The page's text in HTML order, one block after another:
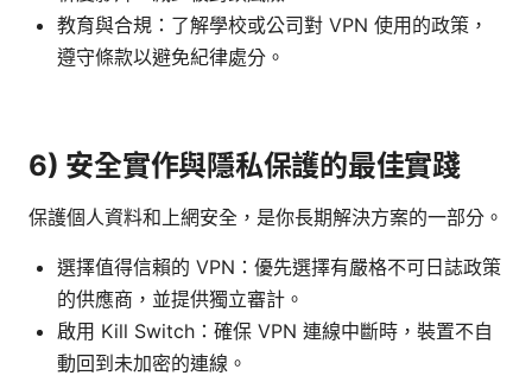
教育與合規：了解學校或公司對 VPN 使用的政策，
遵守條款以避免紀律處分。
6) 安全實作與隱私保護的最佳實踐
保護個人資料和上網安全，是你長期解決方案的一部分。
選擇值得信賴的 VPN：優先選擇有嚴格不可日誌政策
的供應商，並提供獨立審計。
啟用 Kill Switch：確保 VPN 連線中斷時，裝置不自
動回到未加密的連線。